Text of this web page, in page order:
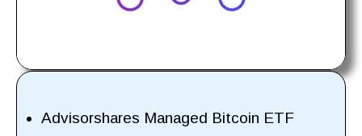
Advisorshares Managed Bitcoin ETF